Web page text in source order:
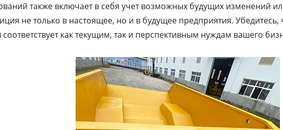
также включает в себя учет возможных будущих изменений
не только в настоящее, но и в будущее предприятия.
соответствует как текущим, так и перспективным нуждам вашего